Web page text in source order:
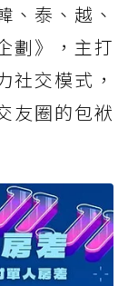
、泰、越、
劃》，主打
社交模式，
友圈的包袱